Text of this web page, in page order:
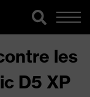
les
D5 XP